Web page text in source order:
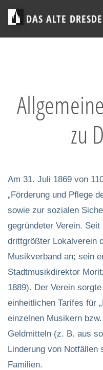
DAS ALTE
zu
Am 31. Juli 1869 von
„Förderung und Pflege
sowie zur sozialen
gegründeter Verein.
drittgrößter Lokalverein
Musikverband an; sein
Stadtmusikdirektor
1889). Der Verein
einheitlichen Tarifes für
einzelnen Musikern
Geldmitteln (z. B. aus
Linderung von Notfällen
Familien.